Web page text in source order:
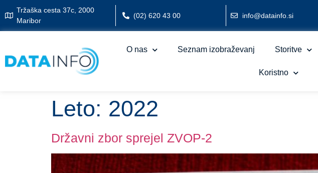
Tržaška cesta 37c, 2000
Maribor
(02) 620 43 00 info@datainfo.si
O nas Seznam izobraževanj Storitve
Koristno
Leto: 2022
Državni zbor sprejel ZVOP-2